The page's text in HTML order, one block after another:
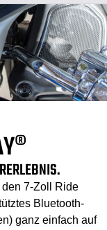
7-Zoll Ride
Bluetooth-
ganz einfach auf